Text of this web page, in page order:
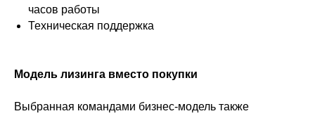
часов работы
Техническая поддержка
Модель лизинга вместо покупки
Выбранная командами бизнес-модель также